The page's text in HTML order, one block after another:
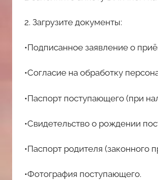
2. Загрузите документы:
•Подписанное заявление о
•Согласие на обработку
•Паспорт поступающего (при
•Свидетельство о рождении
•Паспорт родителя (законного
•Фотография поступающего.